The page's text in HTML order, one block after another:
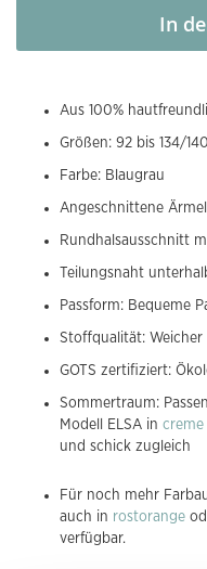
In
Aus 100%
Größen: 92 bis 134/140
Farbe: Blaugrau
Angeschnittene
Rundhalsausschnitt
Teilungsnaht
Passform: Bequeme
Stoffqualität: Weicher
GOTS zertifiziert:
Sommertraum:
Modell ELSA in creme
und schick zugleich
Für noch mehr
auch in rostorange
verfügbar.